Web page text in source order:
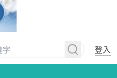
登入